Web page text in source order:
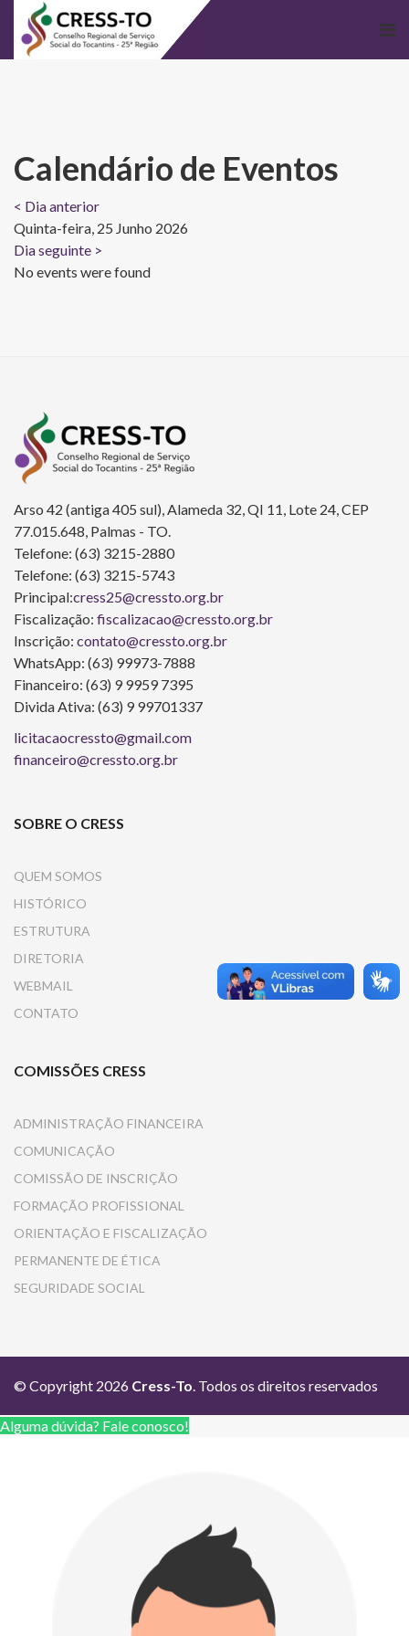
Calendário de Eventos
< Dia anterior
Quinta-feira, 25 Junho 2026
Dia seguinte >
No events were found
Arso 42 (antiga 405 sul), Alameda 32, QI 11, Lote 24, CEP
77.015.648, Palmas - TO.
Telefone: (63) 3215-2880
Telefone: (63) 3215-5743
Principal:cress25@cressto.org.br
Fiscalização: fiscalizacao@cressto.org.br
Inscrição: contato@cressto.org.br
WhatsApp: (63) 99973-7888
Financeiro: (63) 9 9959 7395
Divida Ativa: (63) 9 99701337
licitacaocressto@gmail.com
financeiro@cressto.org.br
SOBRE O CRESS
QUEM SOMOS
HISTÓRICO
ESTRUTURA
DIRETORIA
WEBMAIL
CONTATO
COMISSÕES CRESS
ADMINISTRAÇÃO FINANCEIRA
COMUNICAÇÃO
COMISSÃO DE INSCRIÇÃO
FORMAÇÃO PROFISSIONAL
ORIENTAÇÃO E FISCALIZAÇÃO
PERMANENTE DE ÉTICA
SEGURIDADE SOCIAL
© Copyright 2026 Cress-To. Todos os direitos reservados
Alguma dúvida? Fale conosco!